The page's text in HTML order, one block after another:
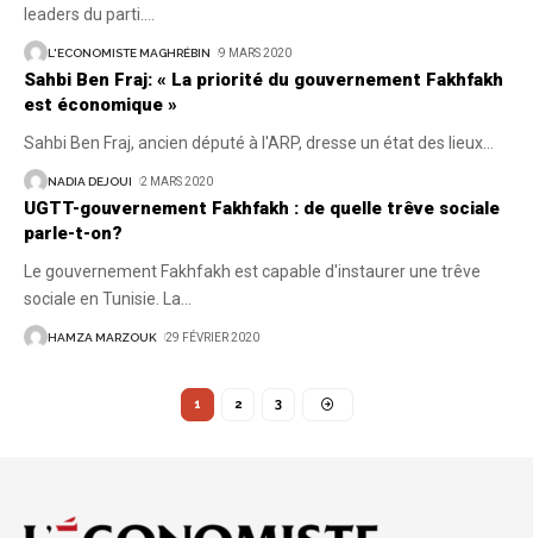
leaders du parti.
L'ECONOMISTE MAGHRÉBIN 9 MARS 2020
Sahbi Ben Fraj: « La priorité du gouvernement Fakhfakh
est économique »
Sahbi Ben Fraj, ancien député à l'ARP, dresse un état des lieux
NADIA DEJOUI 2 MARS 2020
UGTT-gouvernement Fakhfakh : de quelle trêve sociale
parle-t-on?
Le gouvernement Fakhfakh est capable d'instaurer une trêve
sociale en Tunisie. La
HAMZA MARZOUK 29 FÉVRIER 2020
1 2 3